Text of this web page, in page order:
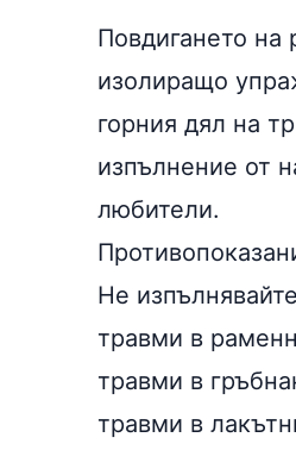
Повдигането
изолиращо
горния дял на
изпълнение от
любители.
Не
травми в
травми в
травми в